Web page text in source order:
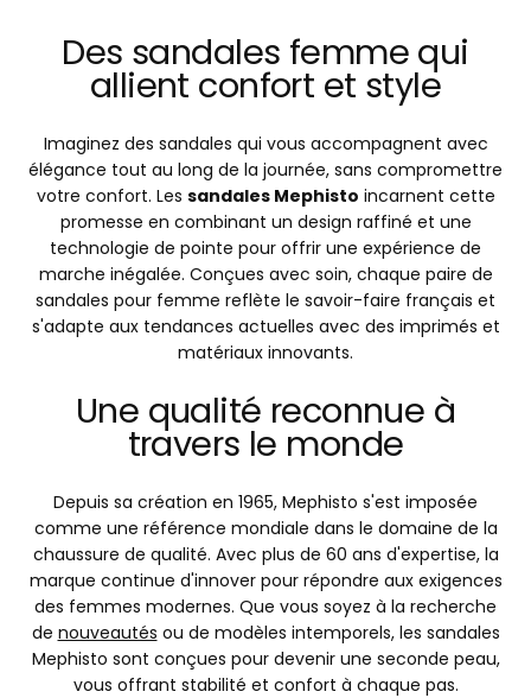
Des sandales femme qui
allient confort et style
Imaginez des sandales qui vous accompagnent avec
élégance tout au long de la journée, sans compromettre
votre confort. Les sandales Mephisto incarnent cette
promesse en combinant un design raffiné et une
technologie de pointe pour offrir une expérience de
marche inégalée. Conçues avec soin, chaque paire de
sandales pour femme reflète le savoir-faire français et
s'adapte aux tendances actuelles avec des imprimés et
matériaux innovants.
Une qualité reconnue à
travers le monde
Depuis sa création en 1965, Mephisto s'est imposée
comme une référence mondiale dans le domaine de la
chaussure de qualité. Avec plus de 60 ans d'expertise, la
marque continue d'innover pour répondre aux exigences
des femmes modernes. Que vous soyez à la recherche
de nouveautés ou de modèles intemporels, les sandales
Mephisto sont conçues pour devenir une seconde peau,
vous offrant stabilité et confort à chaque pas.